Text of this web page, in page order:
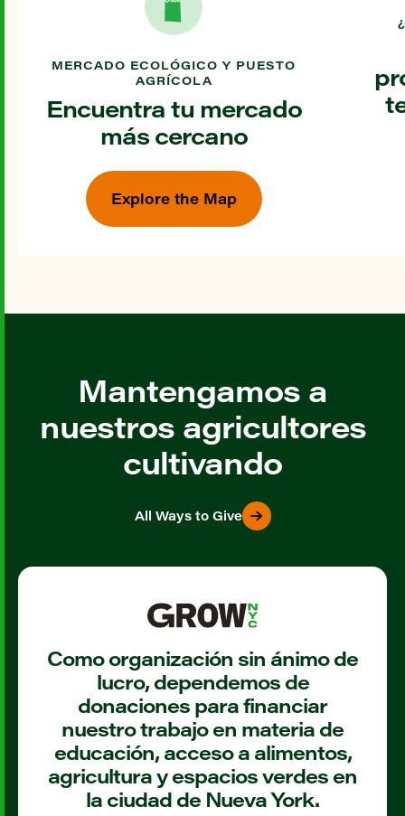
MERCADO ECOLÓGICO Y PUESTO
AGRÍCOLA
Encuentra tu mercado
más cercano
Explore the Map
Mantengamos a
nuestros agricultores
cultivando
All Ways to Give
Como organización sin ánimo de
lucro, dependemos de
donaciones para financiar
nuestro trabajo en materia de
educación, acceso a alimentos,
agricultura y espacios verdes en
la ciudad de Nueva York.